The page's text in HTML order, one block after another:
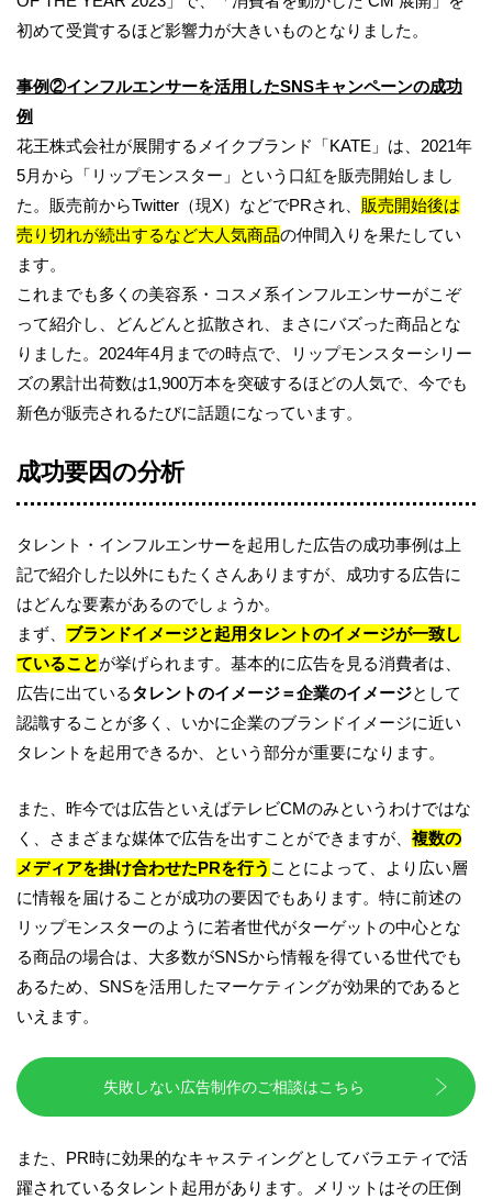
初めて受賞するほど影響力が大きいものとなりました。
事例②インフルエンサーを活用したSNSキャンペーンの成功
例
花王株式会社が展開するメイクブランド「KATE」は、2021年
5月から「リップモンスター」という口紅を販売開始しまし
た。販売前からTwitter（現X）などでPRされ、 販売開始後は
売り切れが続出するなど大人気商品の仲間入りを果たしてい
ます。
これまでも多くの美容系・コスメ系インフルエンサーがこぞ
って紹介し、どんどんと拡散され、まさにバズった商品とな
りました。2024年4月までの時点で、リップモンスターシリー
ズの累計出荷数は1,900万本を突破するほどの人気で、今でも
新色が販売されるたびに話題になっています。
成功要因の分析
タレント・インフルエンサーを起用した広告の成功事例は上
記で紹介した以外にもたくさんありますが、成功する広告に
はどんな要素があるのでしょうか。
まず、 ブランドイメージと起用タレントのイメージが一致し
ていることが挙げられます。基本的に広告を見る消費者は、
広告に出ているタレントのイメージ＝企業のイメージとして
認識することが多く、いかに企業のブランドイメージに近い
タレントを起用できるか、という部分が重要になります。
また、昨今では広告といえばテレビCMのみというわけではな
く、さまざまな媒体で広告を出すことができますが、 複数の
メディアを掛け合わせたPRを行う ことによって、より広い層
に情報を届けることが成功の要因でもあります。特に前述の
リップモンスターのように若者世代がターゲットの中心とな
る商品の場合は、大多数がSNSから情報を得ている世代でも
あるため、SNSを活用したマーケティングが効果的であると
いえます。
失敗しない広告制作のご相談はこちら
また、PR時に効果的なキャスティングとしてバラエティで活
躍されているタレント起用があります。メリットはその圧倒